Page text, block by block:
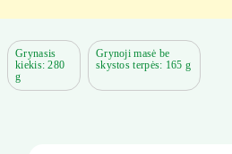
Grynasis
kiekis: 280
g
Grynoji masė be
skystos terpės: 165 g